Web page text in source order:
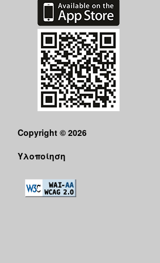
Copyright © 2026
Υλοποίηση